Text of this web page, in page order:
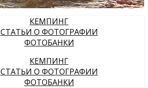
КЕМПИНГ
СТАТЬИ О ФОТОГРАФИИ
ФОТОБАНКИ
КЕМПИНГ
СТАТЬИ О ФОТОГРАФИИ
ФОТОБАНКИ